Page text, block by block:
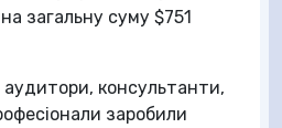
загальну суму $751
консультанти,
заробили